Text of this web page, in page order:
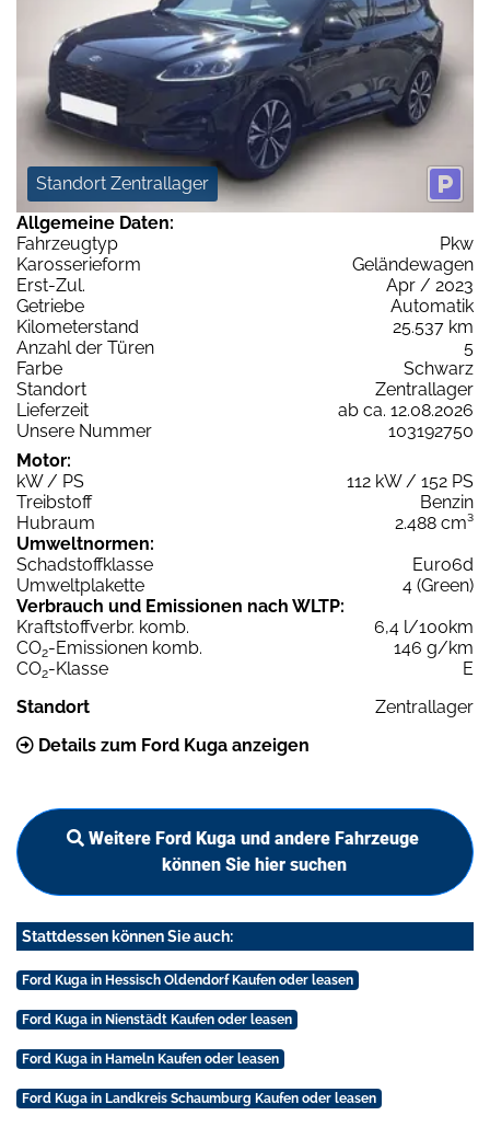
Standort Zentrallager
Allgemeine Daten:
Fahrzeugtyp
Pkw
Karosserieform
Geländewagen
Erst-Zul.
Apr / 2023
Getriebe
Automatik
Kilometerstand
25.537 km
Anzahl der Türen
5
Farbe
Schwarz
Standort
Zentrallager
Lieferzeit
ab ca. 12.08.2026
Unsere Nummer
103192750
Motor:
kW / PS
112 kW / 152 PS
Treibstoff
Benzin
Hubraum
2.488 cm³
Umweltnormen:
Schadstoffklasse
Euro6d
Umweltplakette
4 (Green)
Verbrauch und Emissionen nach WLTP:
Kraftstoffverbr. komb.
6,4 l/100km
CO2-Emissionen komb.
146 g/km
CO2-Klasse
E
Standort
Zentrallager
Details zum Ford Kuga anzeigen
Weitere Ford Kuga und andere Fahrzeuge
können Sie hier suchen
Stattdessen können Sie auch:
Ford Kuga in Hessisch Oldendorf Kaufen oder leasen
Ford Kuga in Nienstädt Kaufen oder leasen
Ford Kuga in Hameln Kaufen oder leasen
Ford Kuga in Landkreis Schaumburg Kaufen oder leasen